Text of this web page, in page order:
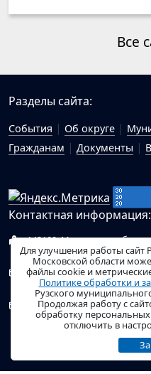
Все
Разделы сайта:
События Об округе
Гражданам
Документы
Контактная информация:
143100, Московская
Схема проезда
Общий отдел
округа:
Отдел по работе с
Рузского муниципального
Для улучшения работы сайт
Московской области
файлы cookie и
Политике обработки и
Рузского
Продолжая работу с
обработку
отключить в